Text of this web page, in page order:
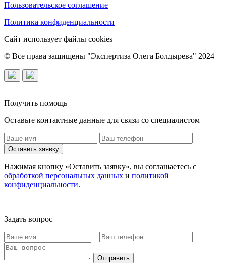
Пользовательское соглашение
Политика конфиденциальности
Сайт использует файлы cookies
© Все права защищены "Экспертиза Олега Болдырева" 2024
Получить помощь
Оставьте контактные данные для связи со специалистом
Оставить заявку
Нажимая кнопку «Оставить заявку», вы соглашаетесь с
обработкой персональных данных и политикой
конфиденциальности.
Задать вопрос
Отправить